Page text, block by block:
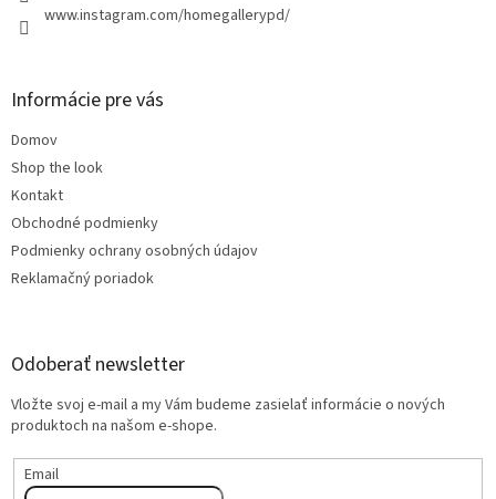
www.instagram.com/homegallerypd/
Informácie pre vás
Domov
Shop the look
Kontakt
Obchodné podmienky
Podmienky ochrany osobných údajov
Reklamačný poriadok
Odoberať newsletter
Vložte svoj e-mail a my Vám budeme zasielať informácie o nových
produktoch na našom e-shope.
Email